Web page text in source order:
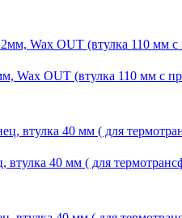
Wax OUT (втулка 110 мм с
втулка 40 мм ( для